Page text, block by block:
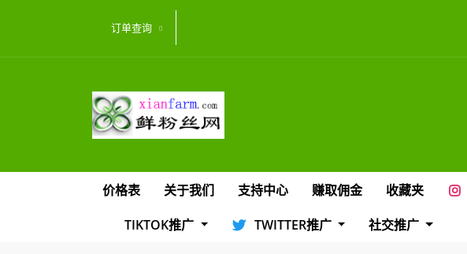
订单查询
价格表 关于我们 支持中心 赚取佣金 收藏夹
TIKTOK推广
TWITTER推广 社交推广